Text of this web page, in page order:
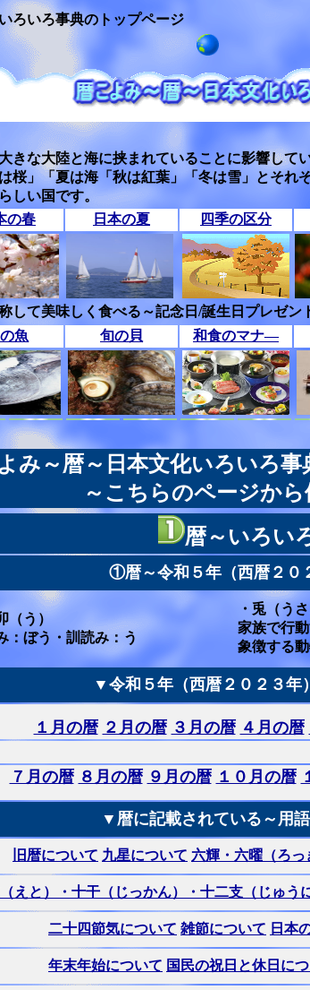
ろいろ事典のトップページ
きな大陸と海に挟まれていることに影響し
桜」「夏は海「秋は紅葉」「冬は雪」とそれ
しい国です。
の春 日本の夏 四季の区分
して美味しく食べる～記念日/誕生日プレゼン
魚 旬の貝 和食のマナ―
み～暦～日本文化いろいろ
～こちらのページか
暦～いろい
①暦～令和５年（西暦２０
（う）
：ぼう・訓読み：う
・兎（う
家族で行
象徴する
▼令和５年（西暦２０２３年
１月の暦 ２月の暦 ３月の暦 ４月の暦
７月の暦 ８月の暦 ９月の暦 １０月の暦
▼暦に記載されている～用
旧暦について 九星について 六輝・六曜（ろ
えと）・十干（じっかん）・十二支（じゅう
二十四節気について 雑節について 日本
年末年始について 国民の祝日と休日に